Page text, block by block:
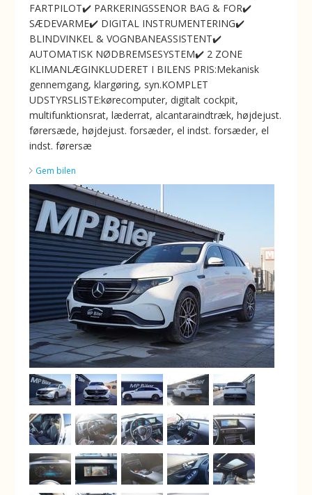
FARTPILOT✔️ PARKERINGSSENOR BAG & FOR✔️
SÆDEVARME✔️ DIGITAL INSTRUMENTERING✔️
BLINDVINKEL & VOGNBANEASSISTENT✔️
AUTOMATISK NØDBREMSESYSTEM✔️ 2 ZONE
KLIMANLÆGINKLUDERET I BILENS PRIS:Mekanisk
gennemgang, klargøring, syn.KOMPLET
UDSTYRSLISTE:kørecomputer, digitalt cockpit,
multifunktionsrat, læderrat, alcantaraindtræk, højdejust.
førersæde, højdejust. forsæder, el indst. forsæder, el
indst. førersæ
Gem bilen